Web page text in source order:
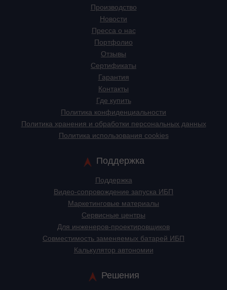
Производство
Новости
Пресса о нас
Портфолио
Отзывы
Сертификаты
Гарантия
Контакты
Где купить
Политика конфиденциальности
Политика хранения и обработки персональных данных
Политика использования cookies
Поддержка
Поддержка
Видео-сопровождение запуска ИБП
Маркетинговые материалы
Сервисные центры
Для инженеров-проектировщиков
Cовместимость заменяемых батарей ИБП
Калькулятор автономии
Решения